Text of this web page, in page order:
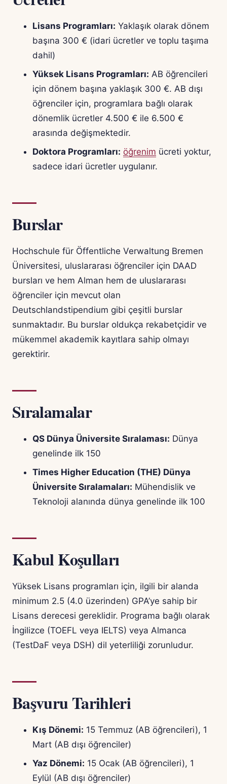
Lisans Programları: Yaklaşık olarak dönem
başına 300 € (idari ücretler ve toplu taşıma
dahil)
Yüksek Lisans Programları: AB öğrencileri
için dönem başına yaklaşık 300 €. AB dışı
öğrenciler için, programlara bağlı olarak
dönemlik ücretler 4.500 € ile 6.500 €
arasında değişmektedir.
Doktora Programları: öğrenim ücreti yoktur,
sadece idari ücretler uygulanır.
Burslar
Hochschule für Öffentliche Verwaltung Bremen
Üniversitesi, uluslararası öğrenciler için DAAD
bursları ve hem Alman hem de uluslararası
öğrenciler için mevcut olan
Deutschlandstipendium gibi çeşitli burslar
sunmaktadır. Bu burslar oldukça rekabetçidir ve
mükemmel akademik kayıtlara sahip olmayı
gerektirir.
Sıralamalar
QS Dünya Üniversite Sıralaması: Dünya
genelinde ilk 150
Times Higher Education (THE) Dünya
Üniversite Sıralamaları: Mühendislik ve
Teknoloji alanında dünya genelinde ilk 100
Kabul Koşulları
Yüksek Lisans programları için, ilgili bir alanda
minimum 2.5 (4.0 üzerinden) GPA’ye sahip bir
Lisans derecesi gereklidir. Programa bağlı olarak
İngilizce (TOEFL veya IELTS) veya Almanca
(TestDaF veya DSH) dil yeterliliği zorunludur.
Başvuru Tarihleri
Kış Dönemi: 15 Temmuz (AB öğrencileri), 1
Mart (AB dışı öğrenciler)
Yaz Dönemi: 15 Ocak (AB öğrencileri), 1
Eylül (AB dışı öğrenciler)